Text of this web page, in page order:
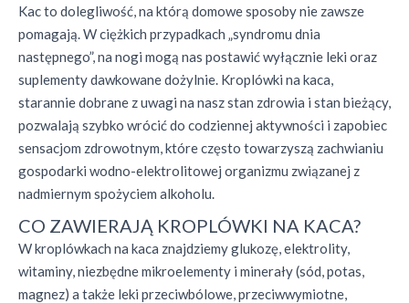
Kac to dolegliwość, na którą domowe sposoby nie zawsze
pomagają. W ciężkich przypadkach „syndromu dnia
następnego”, na nogi mogą nas postawić wyłącznie leki oraz
suplementy dawkowane dożylnie. Kroplówki na kaca,
starannie dobrane z uwagi na nasz stan zdrowia i stan bieżący,
pozwalają szybko wrócić do codziennej aktywności i zapobiec
sensacjom zdrowotnym, które często towarzyszą zachwianiu
gospodarki wodno-elektrolitowej organizmu związanej z
nadmiernym spożyciem alkoholu.
CO ZAWIERAJĄ KROPLÓWKI NA KACA?
W kroplówkach na kaca znajdziemy glukozę, elektrolity,
witaminy, niezbędne mikroelementy i minerały (sód, potas,
magnez) a także leki przeciwbólowe, przeciwwymiotne,